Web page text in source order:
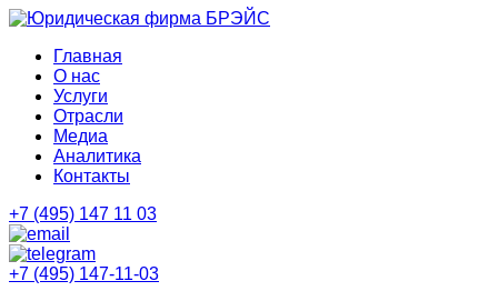
Главная
О нас
Услуги
Отрасли
Медиа
Аналитика
Контакты
+7 (495) 147 11 03
+7 (495) 147-11-03